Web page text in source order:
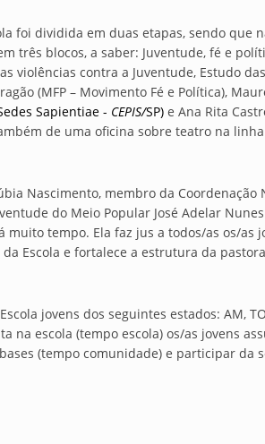
foi dividida em duas etapas, sendo que
três blocos, a saber: Juventude, fé e
violências contra a Juventude, Estudo
(MFP – Movimento Fé e Política),
Sapientiae - CEPIS/SP) e Ana Rita
de uma oficina sobre teatro na
Nascimento, membro da Coordenação
do Meio Popular José Adelar
muito tempo. Ela faz jus a todos/as os/as
Escola e fortalece a estrutura da
jovens dos seguintes estados: AM, TO,
na escola (tempo escola) os/as jovens
(tempo comunidade) e participar da